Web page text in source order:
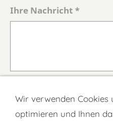
Ihre Nachricht *
Ich stimme der
gemäß der
Wir verwenden Cookies
optimieren und Ihnen